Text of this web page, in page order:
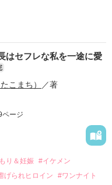
た美桜。
関係は壊れてしまう。
離婚によって
になった。
思っていた哲平に
はセフレな私を一途に愛
こまち） ／著
ページ
り＆妊娠 #イケメン
げられヒロイン
#ワンナイト